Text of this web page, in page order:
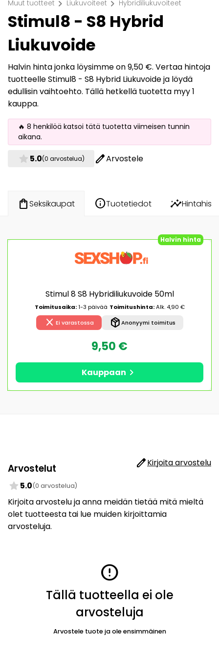
Muut tuotteet chevron_right Liukuvoiteet chevron_right Hybridiliukuvoiteet
Stimul8 - S8 Hybrid
Liukuvoide
Halvin hinta jonka löysimme on 9,50 €. Vertaa hintoja
tuotteelle Stimul8 - S8 Hybrid Liukuvoide ja löydä
edullisin vaihtoehto. Tällä hetkellä tuotetta myy 1
kauppa.
🔥 8 henkilöä katsoi tätä tuotetta viimeisen tunnin
aikana.
star 5.0(0 arvostelua) editArvostele
shopping_bagSeksikaupat infoTuotetiedot insights
Halvin hinta
Stimul 8 S8 Hybridiliukuvoide 50ml
Toimitusaika:1-3 päivää Toimitushinta:Alk. 4,90 €
close Ei varastossa package_2Anonyymi toimitus
9,50 €
Kauppaan chevron_right
Arvostelut editKirjoita arvostelu
star 5.0(0 arvostelua)
Kirjoita arvostelu ja anna meidän tietää mitä mieltä
olet tuotteesta tai lue muiden kirjoittamia
arvosteluja.
error
Tällä tuotteella ei ole
arvosteluja
Arvostele tuote ja ole ensimmäinen